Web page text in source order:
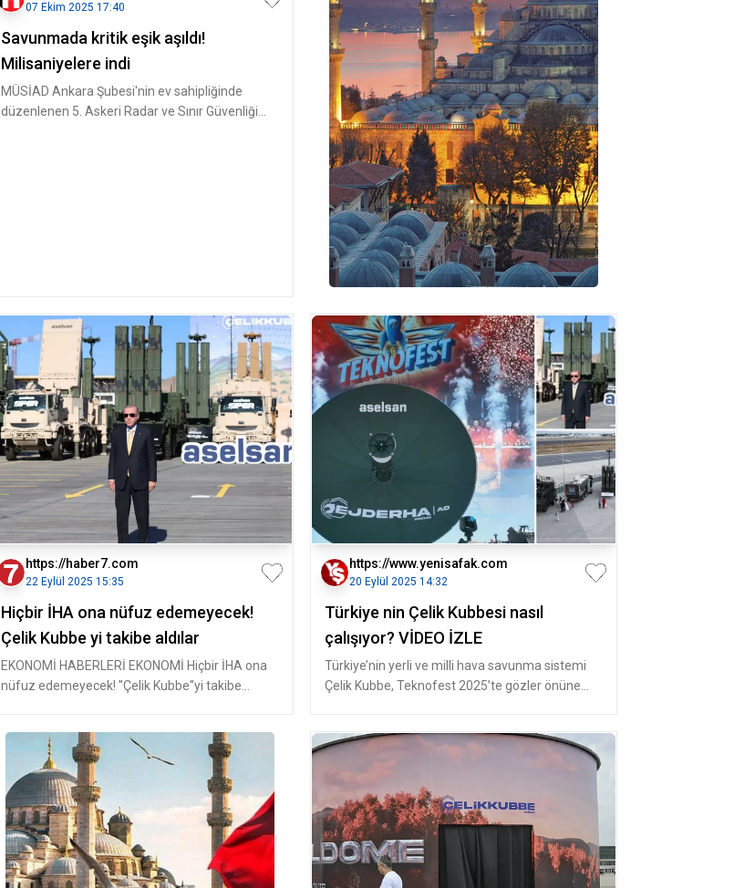
07 Ekim 2025 17:40
Savunmada kritik eşik aşıldı!
Milisaniyelere indi
MÜSİAD Ankara Şubesi'nin ev sahipliğinde
düzenlenen 5. Askeri Radar ve Sınır Güvenliği
https://haber7.com
22 Eylül 2025 15:35
Hiçbir İHA ona nüfuz edemeyecek!
Çelik Kubbe yi takibe aldılar
EKONOMİ HABERLERİ EKONOMİ Hiçbir İHA ona
nüfuz edemeyecek! ''Çelik Kubbe''yi takibe
https://www.yenisafak.com
20 Eylül 2025 14:32
Türkiye nin Çelik Kubbesi nasıl
çalışıyor? VİDEO İZLE
Türkiye’nin yerli ve milli hava savunma sistemi
Çelik Kubbe, Teknofest 2025’te gözler önüne